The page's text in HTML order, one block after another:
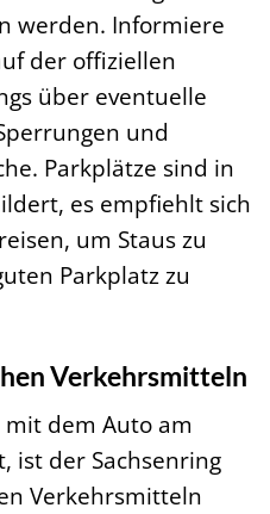
werden. Informiere
der offiziellen
über eventuelle
und
Parkplätze sind in
es empfiehlt sich
um Staus zu
Parkplatz zu
Verkehrsmitteln
dem Auto am
ist der Sachsenring
Verkehrsmitteln